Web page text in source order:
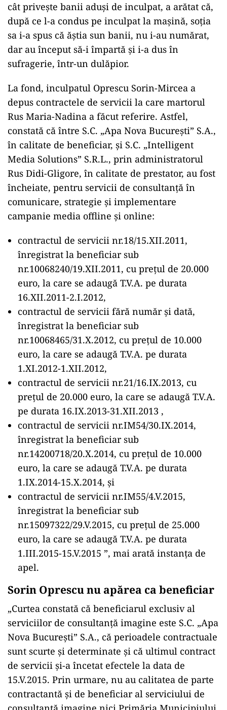
cât privește banii aduși de inculpat, a arătat că,
după ce l-a condus pe inculpat la mașină, soția
sa i-a spus că ăștia sun banii, nu i-au numărat,
dar au început să-i împartă și i-a dus în
sufragerie, într-un dulăpior.
La fond, inculpatul Oprescu Sorin-Mircea a
depus contractele de servicii la care martorul
Rus Maria-Nadina a făcut referire. Astfel,
constată că între S.C. „Apa Nova București” S.A.,
în calitate de beneficiar, și S.C. „Intelligent
Media Solutions” S.R.L., prin administratorul
Rus Didi-Gligore, în calitate de prestator, au fost
încheiate, pentru servicii de consultanță în
comunicare, strategie și implementare
campanie media offline și online:
contractul de servicii nr.18/15.XII.2011,
înregistrat la beneficiar sub
nr.10068240/19.XII.2011, cu prețul de 20.000
euro, la care se adaugă T.V.A. pe durata
16.XII.2011-2.I.2012,
contractul de servicii fără număr și dată,
înregistrat la beneficiar sub
nr.10068465/31.X.2012, cu prețul de 10.000
euro, la care se adaugă T.V.A. pe durata
1.XI.2012-1.XII.2012,
contractul de servicii nr.21/16.IX.2013, cu
prețul de 20.000 euro, la care se adaugă T.V.A.
pe durata 16.IX.2013-31.XII.2013 ,
contractul de servicii nr.IM54/30.IX.2014,
înregistrat la beneficiar sub
nr.14200718/20.X.2014, cu prețul de 10.000
euro, la care se adaugă T.V.A. pe durata
1.IX.2014-15.X.2014, și
contractul de servicii nr.IM55/4.V.2015,
înregistrat la beneficiar sub
nr.15097322/29.V.2015, cu prețul de 25.000
euro, la care se adaugă T.V.A. pe durata
1.III.2015-15.V.2015 ”, mai arată instanța de
apel.
Sorin Oprescu nu apărea ca beneficiar
„Curtea constată că beneficiarul exclusiv al
serviciilor de consultanță imagine este S.C. „Apa
Nova București” S.A., că perioadele contractuale
sunt scurte și determinate și că ultimul contract
de servicii și-a încetat efectele la data de
15.V.2015. Prin urmare, nu au calitatea de parte
contractantă și de beneficiar al serviciului de